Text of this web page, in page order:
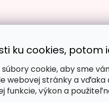
ku cookies, potom
cookie, aby sme
webovej stránky a vďaka
funkcie, výkon a